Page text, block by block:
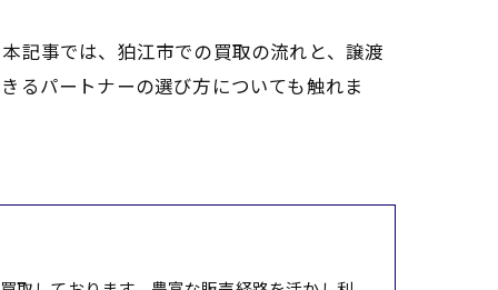
記事では、狛江市での買取の流れと、譲渡
るパートナーの選び方についても触れま